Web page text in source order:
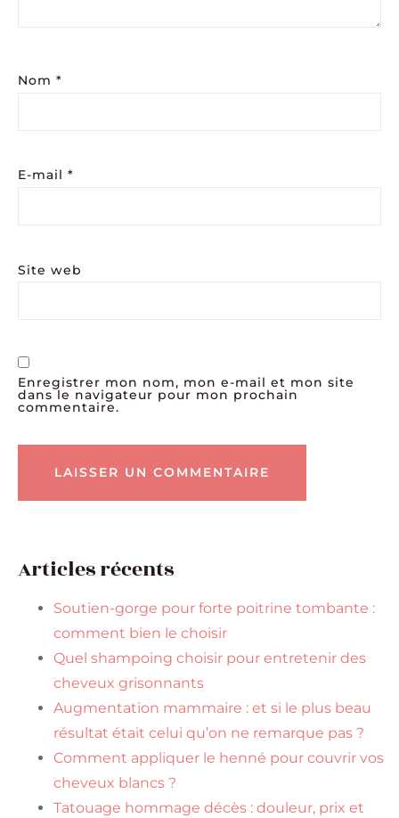
Nom *
E-mail *
Site web
Enregistrer mon nom, mon e-mail et mon site
dans le navigateur pour mon prochain
commentaire.
Articles récents
Soutien-gorge pour forte poitrine tombante :
comment bien le choisir
Quel shampoing choisir pour entretenir des
cheveux grisonnants
Augmentation mammaire : et si le plus beau
résultat était celui qu’on ne remarque pas ?
Comment appliquer le henné pour couvrir vos
cheveux blancs ?
Tatouage hommage décès : douleur, prix et